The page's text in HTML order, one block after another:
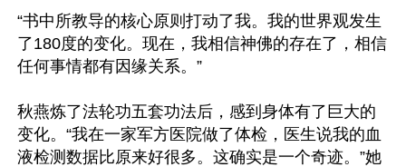
“书中所教导的核心原则打动了我。我的世界观发生
了180度的变化。现在，我相信神佛的存在了，相信
任何事情都有因缘关系。”
秋燕炼了法轮功五套功法后，感到身体有了巨大的
变化。“我在一家军方医院做了体检，医生说我的血
液检测数据比原来好很多。这确实是一个奇迹。”她